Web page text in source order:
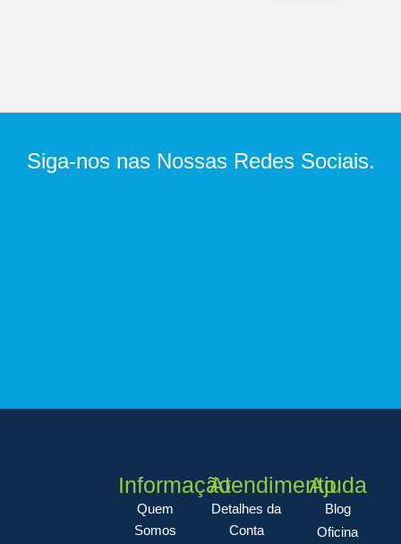
Siga-nos nas Nossas Redes Sociais.
Informação
Quem
Somos
Atendimento
Detalhes da
Conta
Ajuda
Blog
Oficina